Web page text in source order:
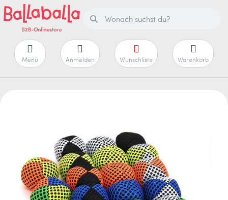
Menü Anmelden Wunschliste Warenkorb